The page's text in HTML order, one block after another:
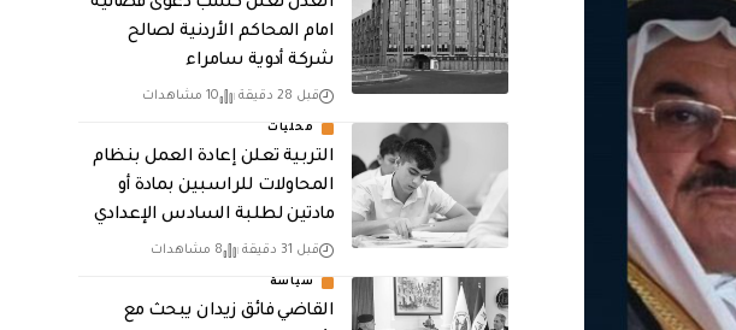
امام المحاكم الأردنية لصالح
شركة أدوية سامراء
قبل 28 دقيقة 10 مشاهدات
محليات
التربية تعلن إعادة العمل بنظام
المحاولات للراسبين بمادة أو
مادتين لطلبة السادس الإعدادي
قبل 31 دقيقة 8 مشاهدات
سياسة
القاضي فائق زيدان يبحث مع